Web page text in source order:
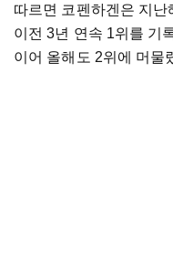
따르면 코펜하겐은 지
이전 3년 연속 1위를 기
이어 올해도 2위에 머물